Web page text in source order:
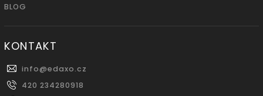
BLOG
KONTAKT
info@edaxo.cz
420 234280918